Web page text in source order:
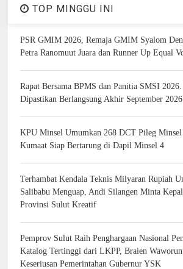
TOP MINGGU INI
PSR GMIM 2026, Remaja GMIM Syalom
Petra Ranomuut Juara dan Runner Up Equal
Rapat Bersama BPMS dan Panitia SMSI 2026.
Dipastikan Berlangsung Akhir September 2026
KPU Minsel Umumkan 268 DCT Pileg
Kumaat Siap Bertarung di Dapil Minsel 4
Terhambat Kendala Teknis Milyaran Rupiah
Salibabu Menguap, Andi Silangen Minta
Provinsi Sulut Kreatif
Pemprov Sulut Raih Penghargaan Nasional
Katalog Tertinggi dari LKPP, Braien
Keseriusan Pemerintahan Gubernur YSK